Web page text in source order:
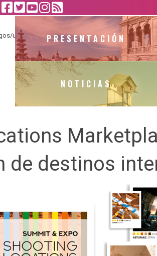
unesco_en.pngPRESENTACIÓN
NOTICIAS
de destinos